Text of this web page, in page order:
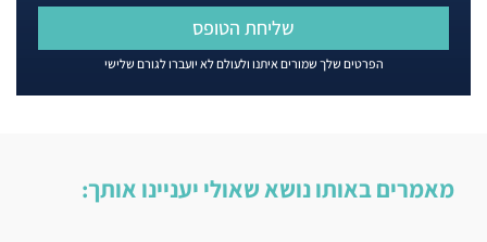
שליחת הטופס
הפרטים שלך שמורים איתנו ולעולם לא יועברו לגורם שלישי
מאמרים באותו נושא שאולי יעניינו אותך: